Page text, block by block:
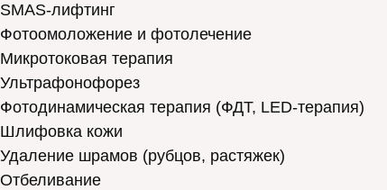
SMAS-лифтинг
Фотоомоложение и фотолечение
Микротоковая терапия
Ультрафонофорез
Фотодинамическая терапия (ФДТ, LED-терапия)
Шлифовка кожи
Удаление шрамов (рубцов, растяжек)
Отбеливание